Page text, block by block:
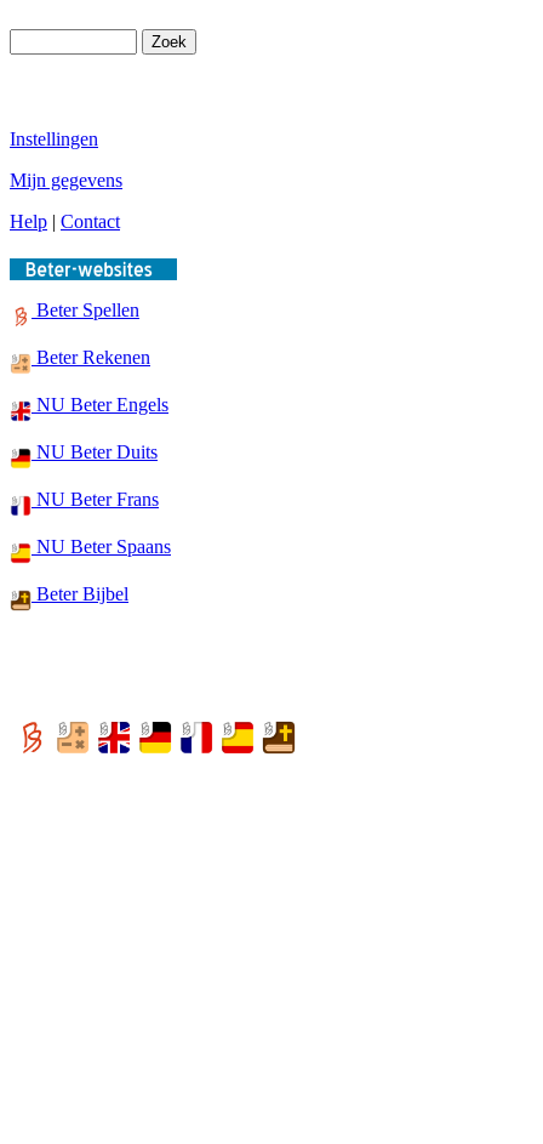
Instellingen
Mijn gegevens
Help | Contact
Beter Spellen
Beter Rekenen
NU Beter Engels
NU Beter Duits
NU Beter Frans
NU Beter Spaans
Beter Bijbel